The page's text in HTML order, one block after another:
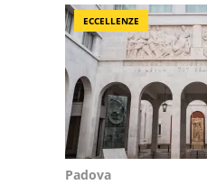
ECCELLENZE
Padova